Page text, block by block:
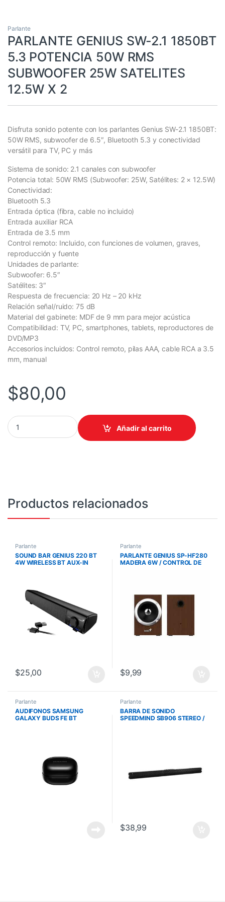
Parlante
PARLANTE GENIUS SW-2.1 1850BT
5.3 POTENCIA 50W RMS
SUBWOOFER 25W SATELITES
12.5W X 2
Disfruta sonido potente con los parlantes Genius SW-2.1 1850BT:
50W RMS, subwoofer de 6.5″, Bluetooth 5.3 y conectividad
versátil para TV, PC y más
Sistema de sonido: 2.1 canales con subwoofer
Potencia total: 50W RMS (Subwoofer: 25W, Satélites: 2 × 12.5W)
Conectividad:
Bluetooth 5.3
Entrada óptica (fibra, cable no incluido)
Entrada auxiliar RCA
Entrada de 3.5 mm
Control remoto: Incluido, con funciones de volumen, graves,
reproducción y fuente
Unidades de parlante:
Subwoofer: 6.5″
Satélites: 3″
Respuesta de frecuencia: 20 Hz – 20 kHz
Relación señal/ruido: 75 dB
Material del gabinete: MDF de 9 mm para mejor acústica
Compatibilidad: TV, PC, smartphones, tablets, reproductores de
DVD/MP3
Accesorios incluidos: Control remoto, pilas AAA, cable RCA a 3.5
mm, manual
$80,00
PARLANTE GENIUS SW-2.1 1850BT 5.3 POTENCIA 50W RMS
Añadir al carrito
Productos relacionados
Parlante
SOUND BAR GENIUS 220 BT
4W WIRELESS BT AUX-IN
$25,00
Parlante
PARLANTE GENIUS SP-HF280
MADERA 6W / CONTROL DE
$9,99
Parlante
AUDIFONOS SAMSUNG
GALAXY BUDS FE BT
Parlante
BARRA DE SONIDO
SPEEDMIND SB906 STEREO /
$38,99